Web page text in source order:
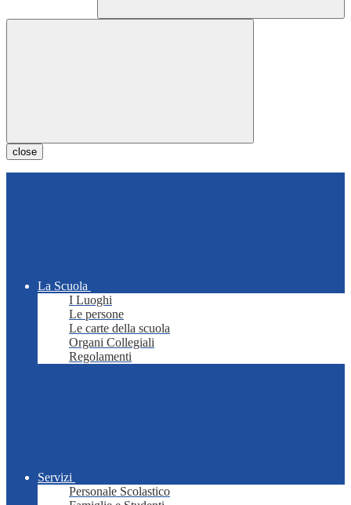
close
La Scuola
I Luoghi
Le persone
Le carte della scuola
Organi Collegiali
Regolamenti
Servizi
Personale Scolastico